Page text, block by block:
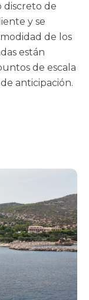
discreto de
y se
de los
están
de escala
anticipación.